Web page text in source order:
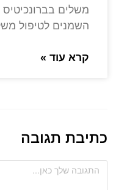
משלים
השמנים לטיפול
קרא עוד »
כתיבת תגובה